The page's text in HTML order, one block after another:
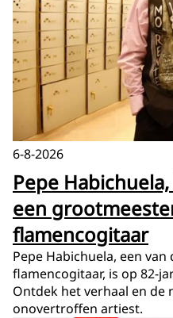
6-8-2026
Pepe
een
flamencogitaar
Pepe Habichuela, een
flamencogitaar, is op 82-
Ontdek het verhaal en de
onovertroffen artiest.